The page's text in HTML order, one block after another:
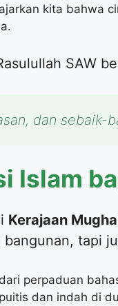
kita bahwa
SAW
dan sebaik-
Islam
Kerajaan
bangunan, tapi
perpaduan
dan indah di